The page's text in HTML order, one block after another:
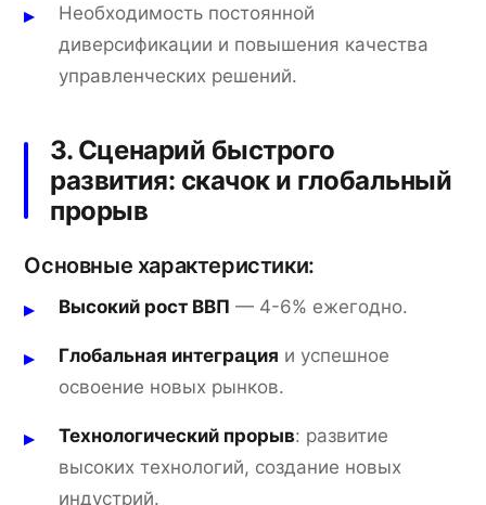
Необходимость постоянной
диверсификации и повышения качества
управленческих решений.
3. Сценарий быстрого
развития: скачок и глобальный
прорыв
Основные характеристики:
Высокий рост ВВП — 4-6% ежегодно.
Глобальная интеграция и успешное
освоение новых рынков.
Технологический прорыв: развитие
высоких технологий, создание новых
индустрий.